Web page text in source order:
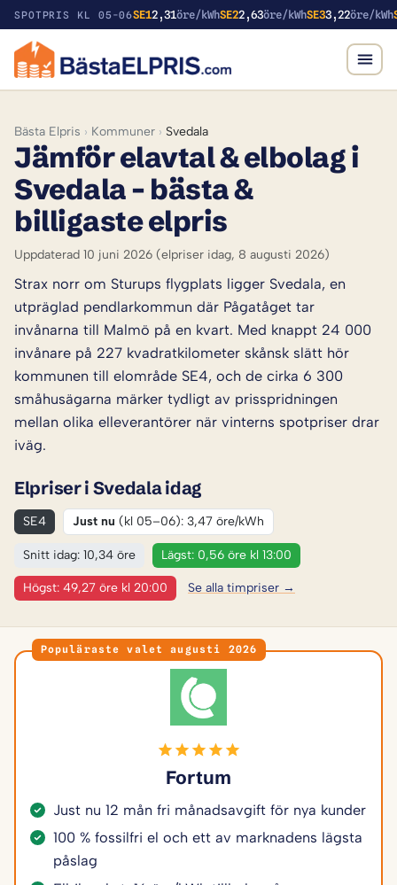
SPOTPRIS KL 05-06SE12,31öre/kWhSE22,63öre/kWhSE33,22öre/kWh
Bästa Elpris › Kommuner › Svedala
Jämför elavtal & elbolag i
Svedala – bästa &
billigaste elpris
Uppdaterad 10 juni 2026 (elpriser idag, 8 augusti 2026)
Strax norr om Sturups flygplats ligger Svedala, en
utpräglad pendlarkommun där Pågatåget tar
invånarna till Malmö på en kvart. Med knappt 24 000
invånare på 227 kvadratkilometer skånsk slätt hör
kommunen till elområde SE4, och de cirka 6 300
småhusägarna märker tydligt av prisspridningen
mellan olika elleverantörer när vinterns spotpriser drar
iväg.
Elpriser i Svedala idag
SE4 Just nu (kl 05–06): 3,47 öre/kWh
Snitt idag: 10,34 öre Lägst: 0,56 öre kl 13:00
Högst: 49,27 öre kl 20:00 Se alla timpriser →
Populäraste valet augusti 2026
Fortum
Just nu 12 mån fri månadsavgift för nya kunder
100 % fossilfri el och ett av marknadens lägsta
påslag